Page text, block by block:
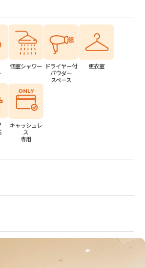
個室シャワー ドライヤー付
パウダー
スペース
更衣室
キャッシュレ
ス
専用